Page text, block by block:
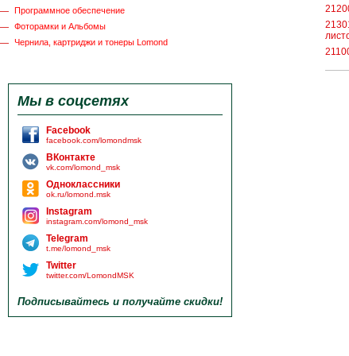
Программное обеспечение
Фоторамки и Альбомы
Чернила, картриджи и тонеры Lomond
Мы в соцсетях
Facebook
facebook.com/lomondmsk
ВКонтакте
vk.com/lomond_msk
Одноклассники
ok.ru/lomond.msk
Instagram
instagram.com/lomond_msk
Telegram
t.me/lomond_msk
Twitter
twitter.com/LomondMSK
Подписывайтесь и получайте скидки!